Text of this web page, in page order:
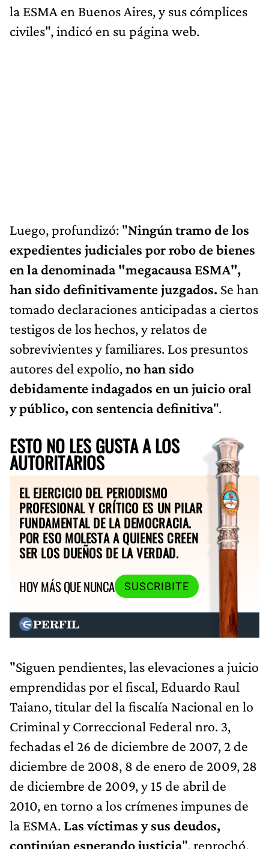
la ESMA en Buenos Aires, y sus cómplices
civiles", indicó en su página web.
Luego, profundizó: "Ningún tramo de los
expedientes judiciales por robo de bienes
en la denominada "megacausa ESMA",
han sido definitivamente juzgados. Se han
tomado declaraciones anticipadas a ciertos
testigos de los hechos, y relatos de
sobrevivientes y familiares. Los presuntos
autores del expolio,no han sido
debidamente indagados en un juicio oral
y público, con sentencia definitiva".
ESTO NO LES GUSTA A LOS
AUTORITARIOS
EL EJERCICIO DEL PERIODISMO
PROFESIONAL Y CRÍTICO ES UN PILAR
FUNDAMENTAL DE LA DEMOCRACIA.
POR ESO MOLESTA A QUIENES CREEN
SER LOS DUEÑOS DE LA VERDAD.
HOY MÁS QUE NUNCA
SUSCRIBITE
"Siguen pendientes, las elevaciones a juicio
emprendidas por el fiscal, Eduardo Raul
Taiano, titular del la fiscalía Nacional en lo
Criminal y Correccional Federal nro. 3,
fechadas el 26 de diciembre de 2007, 2 de
diciembre de 2008, 8 de enero de 2009, 28
de diciembre de 2009, y 15 de abril de
2010, en torno a los crímenes impunes de
la ESMA. Las víctimas y sus deudos,
continúan esperando justicia", reprochó.